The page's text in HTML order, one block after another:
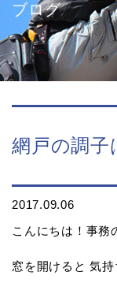
ブログ
網戸の調子
2017.09.06
こんにちは！事務
窓を開けると 気